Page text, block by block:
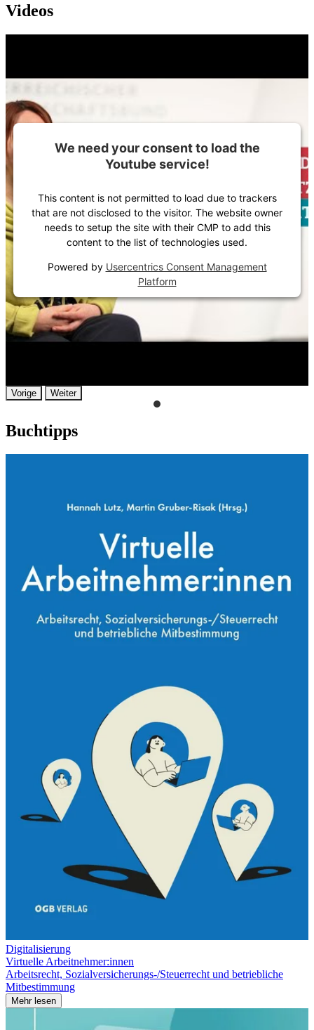
Videos
We need your consent to load the
Youtube service!
This content is not permitted to load due to trackers
that are not disclosed to the visitor. The website owner
needs to setup the site with their CMP to add this
content to the list of technologies used.
Powered by Usercentrics Consent Management
Platform
Vorige Weiter
Buchtipps
Digitalisierung
Virtuelle Arbeitnehmer:innen
Arbeitsrecht, Sozialversicherungs-/Steuerrecht und betriebliche
Mitbestimmung
Mehr lesen